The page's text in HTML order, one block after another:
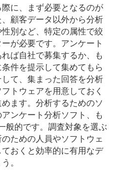
に、まず必要となるのが
顧客データ以外から分析
別など、特定の属性で絞
が必要です。アンケート
ば自社で募集するか、も
件を提示して集めてもら
て、集まった回答を分析
トウェアを用意しておく
ます。分析するためのソ
ンケート分析ソフト、も
般的です。調査対象を選ぶ
ための人員やソフトウェ
おくと効率的に有用なデ
。